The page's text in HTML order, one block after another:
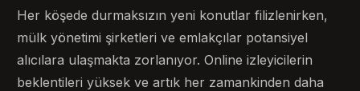
Her köşede durmaksızın yeni konutlar filizlenirken,
mülk yönetimi şirketleri ve emlakçılar potansiyel
alıcılara ulaşmakta zorlanıyor. Online izleyicilerin
beklentileri yüksek ve artık her zamankinden daha